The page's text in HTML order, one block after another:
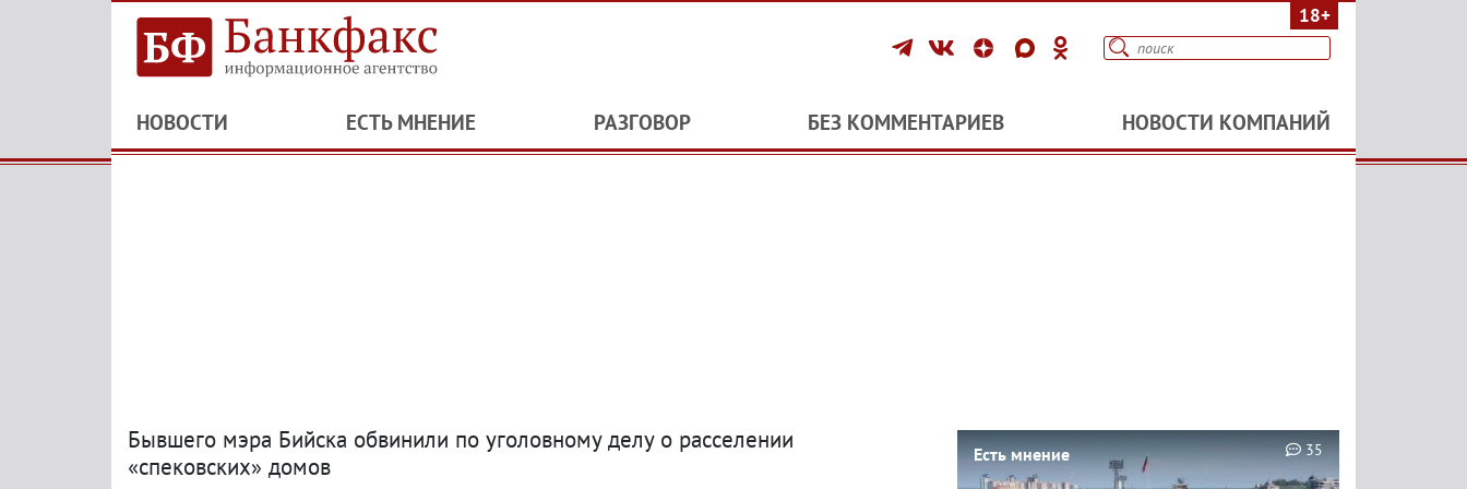
18+
НОВОСТИ ЕСТЬ МНЕНИЕ РАЗГОВОР БЕЗ КОММЕНТАРИЕВ НОВОСТИ КОМПАНИЙ
Бывшего мэра Бийска обвинили по уголовному делу о расселении
«спековских» домов
Есть мнение 35